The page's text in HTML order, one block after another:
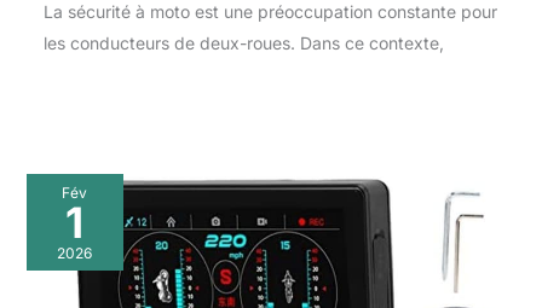
La sécurité à moto est une préoccupation constante pour
les conducteurs de deux-roues. Dans ce contexte,
Fév
1
2026